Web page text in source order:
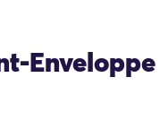
Enveloppe